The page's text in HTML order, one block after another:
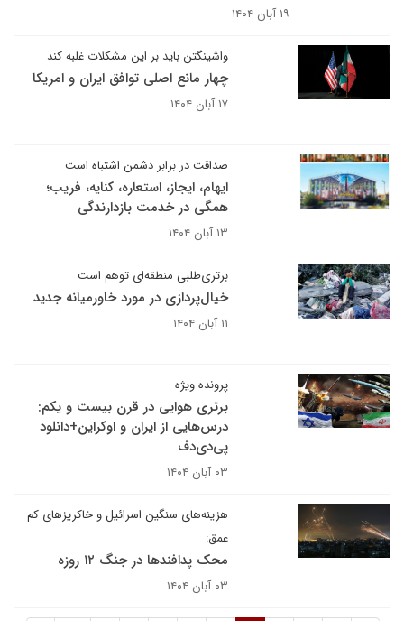
۱۹ آبان ۱۴۰۴
واشینگتن باید بر این مشکلات غلبه کند
چهار مانع اصلی توافق ایران و امریکا
۱۷ آبان ۱۴۰۴
صداقت در برابر دشمن اشتباه است
ایهام، ایجاز، استعاره، کنایه، فریب؛
همگی در خدمت بازدارندگی
۱۳ آبان ۱۴۰۴
برتری‌طلبی منطقه‌ای توهم است
خیال‌پردازی در مورد خاورمیانه جدید
۱۱ آبان ۱۴۰۴
پرونده ویژه
برتری هوایی در قرن بیست و یکم:
درس‌هایی از ایران و اوکراین+دانلود
پی‌دی‌دف
۰۳ آبان ۱۴۰۴
هزینه‌های سنگین اسرائیل و خاکریزهای کم
عمق:
محک پدافندها در جنگ ۱۲ روزه
۰۳ آبان ۱۴۰۴